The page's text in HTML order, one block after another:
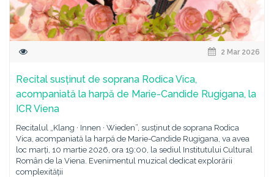
2 Mar 2026
Recital susținut de soprana Rodica Vica,
acompaniată la harpă de Marie-Candide Rugigana, la
ICR Viena
Recitalul „Klang · Innen · Wieden”, susținut de soprana Rodica
Vica, acompaniată la harpă de Marie-Candide Rugigana, va avea
loc marți, 10 martie 2026, ora 19:00, la sediul Institutului Cultural
Român de la Viena. Evenimentul muzical dedicat explorării
complexității